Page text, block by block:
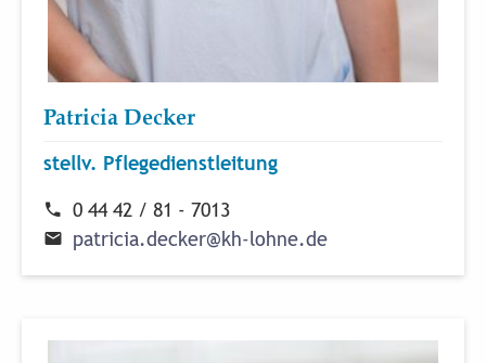
Patricia Decker
stellv. Pflegedienstleitung
0 44 42 / 81 - 7013
patricia.decker@kh-lohne.de